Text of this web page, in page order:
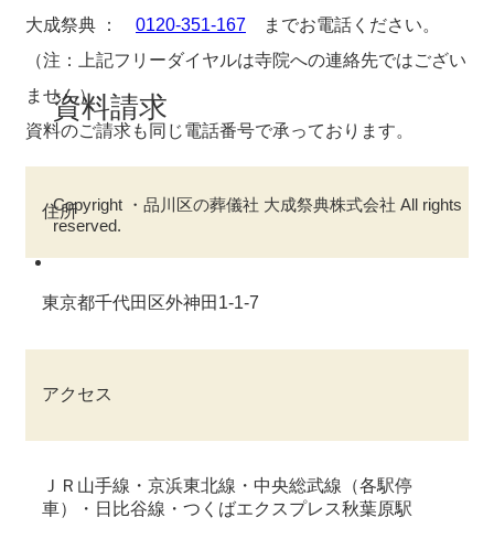
資料請求
Copyright ・品川区の葬儀社 大成祭典株式会社 All rights
reserved.
大成祭典 ： 0120-351-167 までお電話ください。
（注：上記フリーダイヤルは寺院への連絡先ではござい
ません）
資料のご請求も同じ電話番号で承っております。
住所
東京都千代田区外神田1-1-7
アクセス
ＪＲ山手線・京浜東北線・中央総武線（各駅停
車）・日比谷線・つくばエクスプレス秋葉原駅